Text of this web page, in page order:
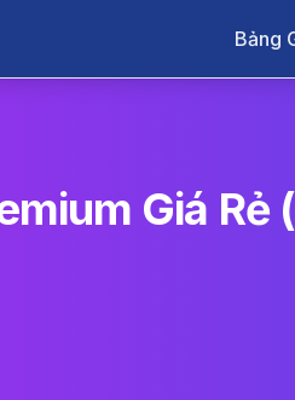
Bảng
Giá Rẻ